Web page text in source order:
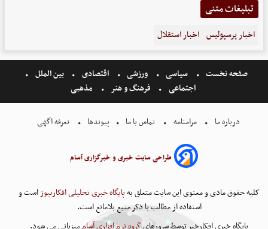
تبلیغات متنی
اخبار پرسپولیس اخبار استقلال
صفحه نخست سیاسی ورزشی اقتصادی
بین الملل
اجتماعی
فرهنگ و هنر مذهبی
درباره ما مرامنامه تماس با ما پیوندها تعرفه اگهی
طراحی سایت خبری و خبرگزاری آسام
کلیه حقوق مادی و معنوی این سایت متعلق بهپایگاه خبری تحلیلی افکارنیوزاست و
استفاده از مطالب با ذکر منبع بلامانع است.